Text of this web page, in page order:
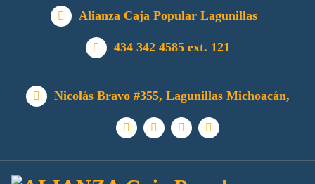
Alianza Caja Popular Lagunillas
434 342 4585 ext. 121
Nicolás Bravo #355, Lagunillas Michoacán,